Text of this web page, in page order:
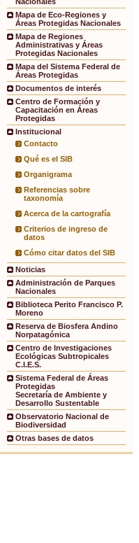
Nacionales
Mapa de Eco-Regiones y
Áreas Protegidas Nacionales
Mapa de Regiones
Administrativas y Áreas
Protegidas Nacionales
Mapa del Sistema Federal de
Áreas Protegidas
Documentos de interés
Centro de Formación y
Capacitación en Áreas
Protegidas
Institucional
Contacto
Qué es el SIB
Organigrama
Referencias sobre
taxonomía
Acerca de la cartografía
Criterios de ingreso de
datos
Cómo citar datos del SIB
Noticias
Administración de Parques
Nacionales
Biblioteca Perito Francisco P.
Moreno
Reserva de Biosfera Andino
Norpatagónica
Centro de Investigaciones
Ecológicas Subtropicales
C.I.E.S.
Sistema Federal de Áreas
Protegidas
Secretaría de Ambiente y
Desarrollo Sustentable
Observatorio Nacional de
Biodiversidad
Otras bases de datos